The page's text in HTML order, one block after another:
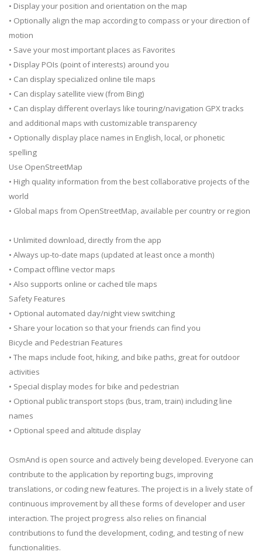
• Display your position and orientation on the map
• Optionally align the map according to compass or your direction of
motion
• Save your most important places as Favorites
• Display POIs (point of interests) around you
• Can display specialized online tile maps
• Can display satellite view (from Bing)
• Can display different overlays like touring/navigation GPX tracks
and additional maps with customizable transparency
• Optionally display place names in English, local, or phonetic
spelling
Use OpenStreetMap
• High quality information from the best collaborative projects of the
world
• Global maps from OpenStreetMap, available per country or region
• Unlimited download, directly from the app
• Always up-to-date maps (updated at least once a month)
• Compact offline vector maps
• Also supports online or cached tile maps
Safety Features
• Optional automated day/night view switching
• Share your location so that your friends can find you
Bicycle and Pedestrian Features
• The maps include foot, hiking, and bike paths, great for outdoor
activities
• Special display modes for bike and pedestrian
• Optional public transport stops (bus, tram, train) including line
names
• Optional speed and altitude display
OsmAnd is open source and actively being developed. Everyone can
contribute to the application by reporting bugs, improving
translations, or coding new features. The project is in a lively state of
continuous improvement by all these forms of developer and user
interaction. The project progress also relies on financial
contributions to fund the development, coding, and testing of new
functionalities.